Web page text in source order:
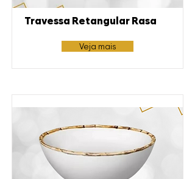
Travessa Retangular Rasa
Veja mais